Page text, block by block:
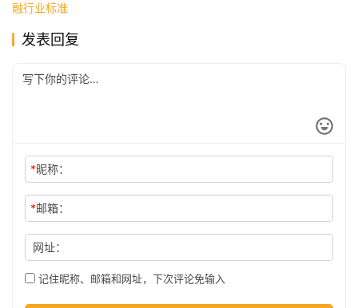
公
司
科
融行业标准
发表回复
*昵称：
*邮箱：
网址：
记住昵称、邮箱和网址，下次评论免输入